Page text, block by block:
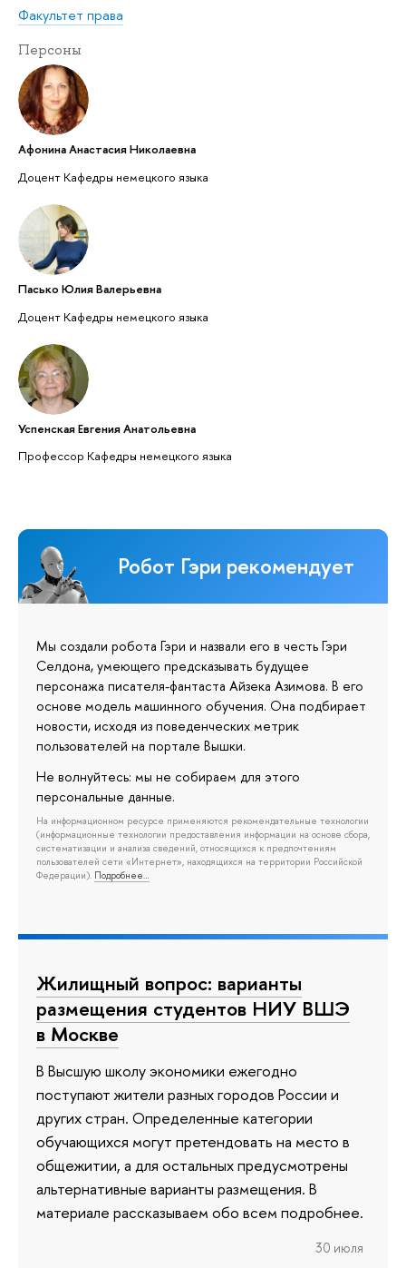
Факультет права
Персоны
Афонина Анастасия Николаевна
Доцент Кафедры немецкого языка
Пасько Юлия Валерьевна
Доцент Кафедры немецкого языка
Успенская Евгения Анатольевна
Профессор Кафедры немецкого языка
Робот Гэри рекомендует
Мы создали робота Гэри и назвали его в честь Гэри
Селдона, умеющего предсказывать будущее
персонажа писателя-фантаста Айзека Азимова. В его
основе модель машинного обучения. Она подбирает
новости, исходя из поведенческих метрик
пользователей на портале Вышки.
Не волнуйтесь: мы не собираем для этого
персональные данные.
На информационном ресурсе применяются рекомендательные технологии
(информационные технологии предоставления информации на основе сбора,
систематизации и анализа сведений, относящихся к предпочтениям
пользователей сети «Интернет», находящихся на территории Российской
Федерации). Подробнее…
Жилищный вопрос: варианты
размещения студентов НИУ ВШЭ
в Москве
В Высшую школу экономики ежегодно
поступают жители разных городов России и
других стран. Определенные категории
обучающихся могут претендовать на место в
общежитии, а для остальных предусмотрены
альтернативные варианты размещения. В
материале рассказываем обо всем подробнее.
30 июля